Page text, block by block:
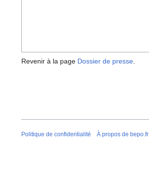
Revenir à la page Dossier de presse
Politique de confidentialité À propos de bepo.fr